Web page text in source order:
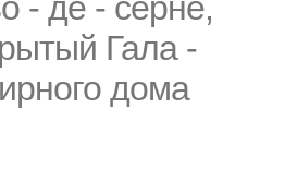
Гала -
дома